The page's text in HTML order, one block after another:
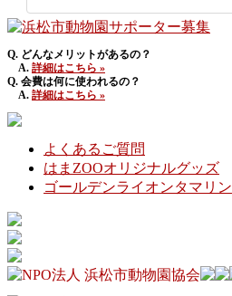
Q. どんなメリットがあるの？
A. 詳細はこちら »
Q. 会費は何に使われるの？
A. 詳細はこちら »
よくあるご質問
はまZOOオリジナルグッズ
ゴールデンライオンタマリン